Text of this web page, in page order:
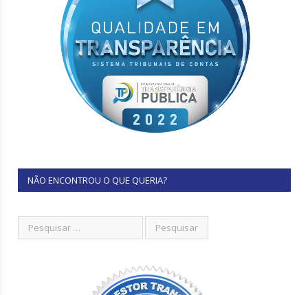
NÃO ENCONTROU O QUE QUERIA?